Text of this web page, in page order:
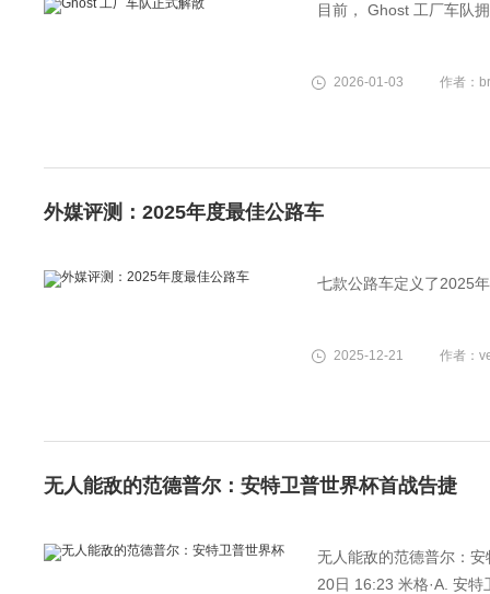
目前， Ghost 工厂车队
2026-01-03 作者：
外媒评测：2025年度最佳公路车
七款公路车定义了2025
2025-12-21 作者：
无人能敌的范德普尔：安特卫普世界杯首战告捷
无人能敌的范德普尔：
20日 16:23 米格·A. 安